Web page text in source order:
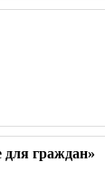
граждан»